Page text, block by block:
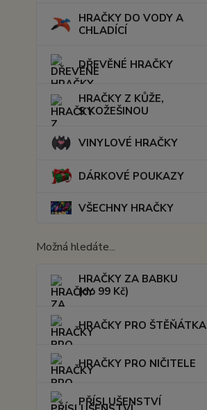
HRAČKY DO VODY A
CHLADÍCÍ
DŘEVĚNÉ HRAČKY
HRAČKY Z KŮŽE,
S KOŽEŠINOU
VINYLOVÉ HRAČKY
DÁRKOVÉ POUKAZY
VŠECHNY HRAČKY
Možná hledáte...
HRAČKY ZA BABKU
(do 99 Kč)
HRAČKY PRO ŠTĚŇÁTKA
HRAČKY PRO NIČITELE
PŘÍSLUŠENSTVÍ